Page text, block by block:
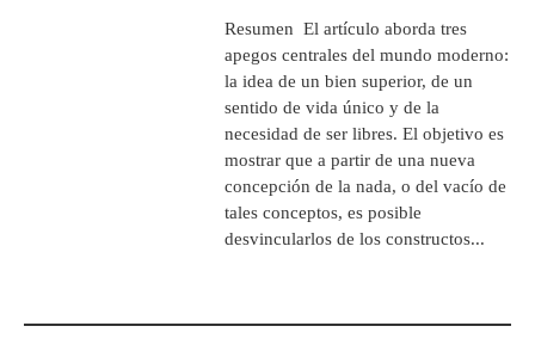
Resumen El artículo aborda tres
apegos centrales del mundo moderno:
la idea de un bien superior, de un
sentido de vida único y de la
necesidad de ser libres. El objetivo es
mostrar que a partir de una nueva
concepción de la nada, o del vacío de
tales conceptos, es posible
desvincularlos de los constructos...